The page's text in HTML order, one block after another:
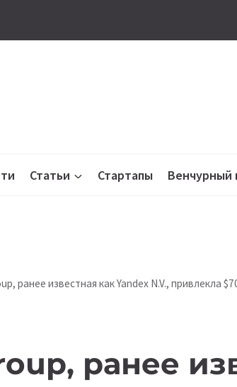
Статьи Стартапы Венчурный
ранее известная как Yandex N.V., привлекла
ранее